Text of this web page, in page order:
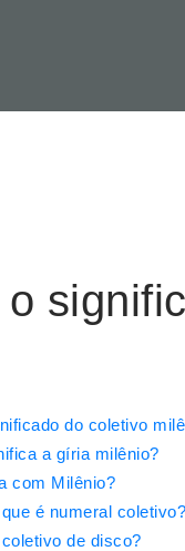
o
do coletivo
a gíria milênio?
com Milênio?
é numeral coletivo?
de disco?